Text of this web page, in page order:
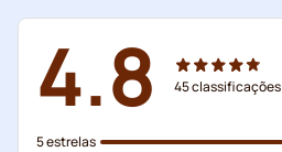
4.8 45classificações
5 estrelas